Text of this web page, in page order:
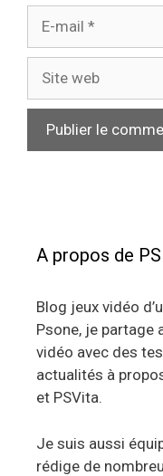
A propos de
Blog jeux vidéo
Psone, je partage
vidéo avec des
actualités à
et PSVita.
Je suis aussi
rédige de